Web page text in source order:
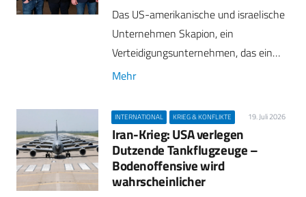
Das US-amerikanische und israelische
Unternehmen Skapion, ein
Verteidigungsunternehmen, das ein…
Mehr
INTERNATIONAL KRIEG & KONFLIKTE 19. Juli 2026
Iran-Krieg: USA verlegen
Dutzende Tankflugzeuge –
Bodenoffensive wird
wahrscheinlicher